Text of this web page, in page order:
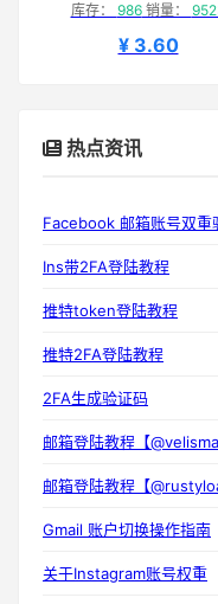
库存： 986销量：
¥ 3.60
热点资讯
Facebook 邮箱账号双重
Ins带2FA登陆教程
推特token登陆教程
推特2FA登陆教程
2FA生成验证码
邮箱登陆教程【
邮箱登陆教程【
Gmail 账户切换操作指南
关于Instagram账号权重